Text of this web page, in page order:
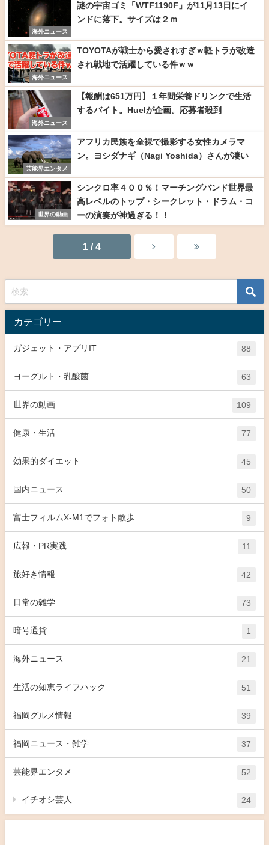
海外ニュース
謎の宇宙ゴミ「WTF1190F」が11月13日にイ
ンドに落下。サイズは２ｍ
海外ニュース
TOYOTAが戦士から愛されすぎｗ軽トラが改造
され戦地で活躍している件ｗｗ
海外ニュース
【報酬は651万円】１年間栄養ドリンクで生活
するバイト。Huelが企画。応募者殺到
芸能界エンタメ
アフリカ民族を全裸で撮影する女性カメラマ
ン。ヨシダナギ（Nagi Yoshida）さんが凄い
世界の動画
シンクロ率４００％！マーチングバンド世界最
高レベルのトップ・シークレット・ドラム・コ
ーの演奏が神過ぎる！！
1 / 4
カテゴリー
ガジェット・アプリIT 88
ヨーグルト・乳酸菌 63
世界の動画 109
健康・生活 77
効果的ダイエット 45
国内ニュース 50
富士フィルムX-M1でフォト散歩 9
広報・PR実践 11
旅好き情報 42
日常の雑学 73
暗号通貨 1
海外ニュース 21
生活の知恵ライフハック 51
福岡グルメ情報 39
福岡ニュース・雑学 37
芸能界エンタメ 52
イチオシ芸人 24